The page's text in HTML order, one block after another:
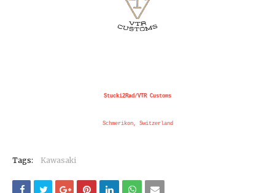
Stucki2Rad/VTR Customs
Schmerikon, Switzerland
Tags: Kawasaki